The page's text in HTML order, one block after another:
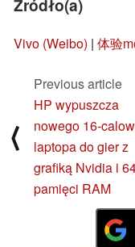
Źródło(a)
Vivo (Weibo) | 体验
⟨
Previous article
HP wypuszcza
nowego 16-
laptopa do gier z
grafiką Nvidia i
pamięci RAM